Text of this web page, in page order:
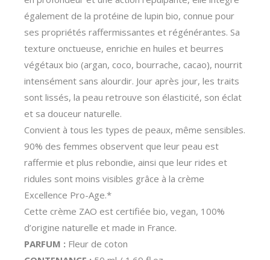
également de la protéine de lupin bio, connue pour
ses propriétés raffermissantes et régénérantes. Sa
texture onctueuse, enrichie en huiles et beurres
végétaux bio (argan, coco, bourrache, cacao), nourrit
intensément sans alourdir. Jour après jour, les traits
sont lissés, la peau retrouve son élasticité, son éclat
et sa douceur naturelle.
Convient à tous les types de peaux, même sensibles.
90% des femmes observent que leur peau est
raffermie et plus rebondie, ainsi que leur rides et
ridules sont moins visibles grâce à la crème
Excellence Pro-Age.*
Cette crème ZAO est certifiée bio, vegan, 100%
d’origine naturelle et made in France.
PARFUM : Fleur de coton